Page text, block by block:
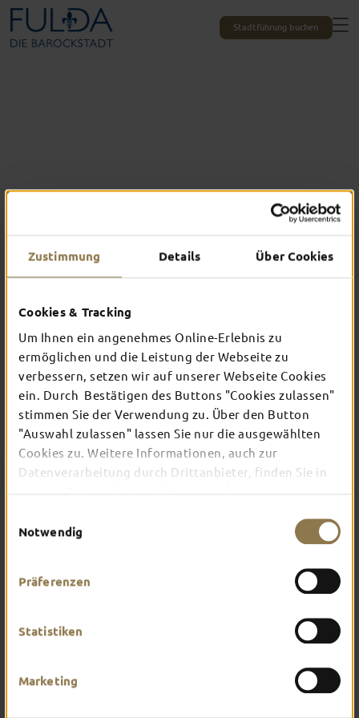
Zustimmung Details Über Cookies
Cookies & Tracking
Um Ihnen ein angenehmes Online-Erlebnis zu
ermöglichen und die Leistung der Webseite zu
verbessern, setzen wir auf unserer Webseite Cookies
ein. Durch Bestätigen des Buttons "Cookies zulassen"
stimmen Sie der Verwendung zu. Über den Button
"Auswahl zulassen" lassen Sie nur die ausgewählten
Cookies zu. Weitere Informationen, auch zur
Datenverarbeitung durch Drittanbieter, finden Sie in
Notwendig
Präferenzen
Statistiken
Marketing
Stadtführung buchen
DAS ERWARTET
DICH IN FULDA
Verschaffe dir hier einen Überblick über das, was
dich in Fulda erwartet. Worauf hast du am
meisten Lust?